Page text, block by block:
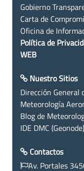
Gobierno
Carta de
Oficina de
Política de
WEB
Nuestro Sitios
Dirección General
Meteorología
Blog de
IDE DMC (Geonode)
Contactos
Av. Portales